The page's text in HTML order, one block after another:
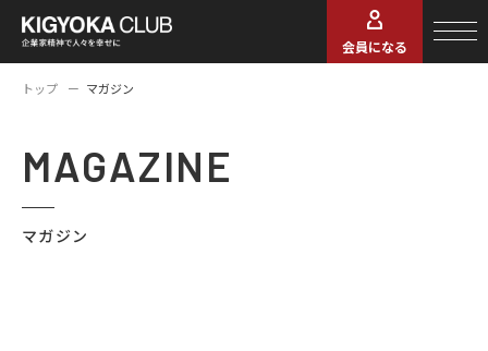
会員になる
トップ マガジン
MAGAZINE
マガジン